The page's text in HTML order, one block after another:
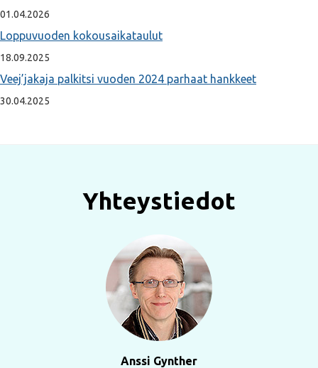
01.04.2026
Loppuvuoden kokousaikataulut
18.09.2025
Veej’jakaja palkitsi vuoden 2024 parhaat hankkeet
30.04.2025
Yhteystiedot
Anssi Gynther